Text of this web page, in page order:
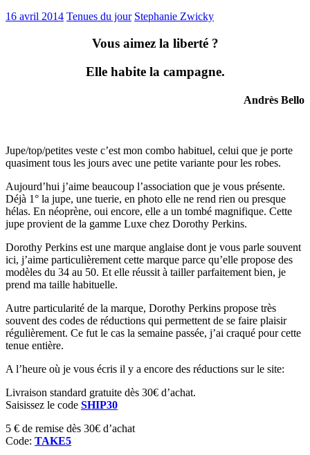
16 avril 2014 Tenues du jour Stephanie Zwicky
Vous aimez la liberté ?
Elle habite la campagne.
Andrès Bello
Jupe/top/petites veste c’est mon combo habituel, celui que je porte
quasiment tous les jours avec une petite variante pour les robes.
Aujourd’hui j’aime beaucoup l’association que je vous présente.
Déjà 1° la jupe, une tuerie, en photo elle ne rend rien ou presque
hélas. En néoprène, oui encore, elle a un tombé magnifique. Cette
jupe provient de la gamme Luxe chez Dorothy Perkins.
Dorothy Perkins est une marque anglaise dont je vous parle souvent
ici, j’aime particulièrement cette marque parce qu’elle propose des
modèles du 34 au 50. Et elle réussit à tailler parfaitement bien, je
prend ma taille habituelle.
Autre particularité de la marque, Dorothy Perkins propose très
souvent des codes de réductions qui permettent de se faire plaisir
régulièrement. Ce fut le cas la semaine passée, j’ai craqué pour cette
tenue entière.
A l’heure où je vous écris il y a encore des réductions sur le site:
Livraison standard gratuite dès 30€ d’achat.
Saisissez le code SHIP30
5 € de remise dès 30€ d’achat
Code: TAKE5